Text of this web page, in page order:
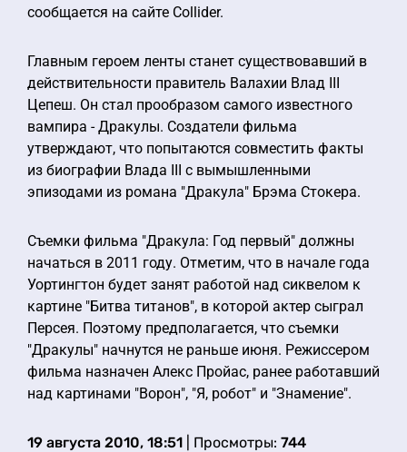
сообщается на сайте Collider.
Главным героем ленты станет существовавший в
действительности правитель Валахии Влад III
Цепеш. Он стал прообразом самого известного
вампира - Дракулы. Создатели фильма
утверждают, что попытаются совместить факты
из биографии Влада III с вымышленными
эпизодами из романа "Дракула" Брэма Стокера.
Съемки фильма "Дракула: Год первый" должны
начаться в 2011 году. Отметим, что в начале года
Уортингтон будет занят работой над сиквелом к
картине "Битва титанов", в которой актер сыграл
Персея. Поэтому предполагается, что съемки
"Дракулы" начнутся не раньше июня. Режиссером
фильма назначен Алекс Пройас, ранее работавший
над картинами "Ворон", "Я, робот" и "Знамение".
19 августа 2010, 18:51 | Просмотры: 744